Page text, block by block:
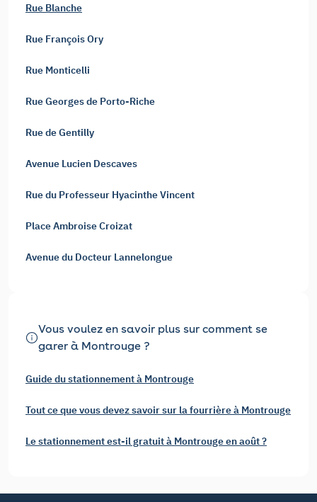
Rue Blanche
Rue François Ory
Rue Monticelli
Rue Georges de Porto-Riche
Rue de Gentilly
Avenue Lucien Descaves
Rue du Professeur Hyacinthe Vincent
Place Ambroise Croizat
Avenue du Docteur Lannelongue
Vous voulez en savoir plus sur comment se
garer à Montrouge ?
Guide du stationnement à Montrouge
Tout ce que vous devez savoir sur la fourrière à Montrouge
Le stationnement est-il gratuit à Montrouge en août ?